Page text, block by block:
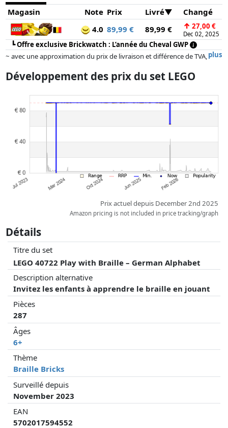
Magasin
Note Prix Livré
Changé
4.0 89,99 € 89,99 € ↑ 27,00 €
Dec 02, 2025
┗Offre exclusive Brickwatch : L’année du Cheval GWP
plus
~ avec une approximation du prix de livraison et différence de TVA,
Les prix et la disponibilité peuvent avoir changé depuis la dernière mise
partenaires n'a aucune influence sur celui-ci. Ce n'est qu'à prix égaux
que les réalisations historiques peuvent influencer l'ordre.
Développement des prix du set LEGO
Prix actuel depuis December 2nd 2025
Amazon pricing is not included in price tracking/graph
Détails
Titre du set
LEGO 40722 Play with Braille – German Alphabet
Description alternative
Invitez les enfants à apprendre le braille en jouant
Pièces
287
Âges
6+
Thème
Braille Bricks
Surveillé depuis
November 2023
EAN
5702017594552